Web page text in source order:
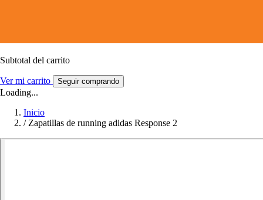
Subtotal del carrito
Ver mi carrito Seguir comprando
Loading...
Inicio
/ Zapatillas de running adidas Response 2